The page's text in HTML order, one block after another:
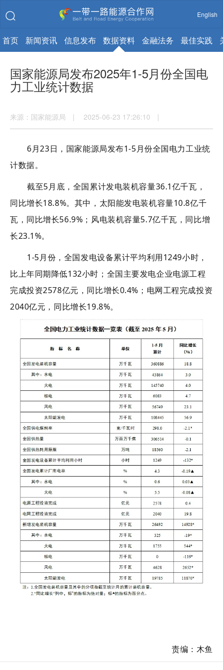
English
首页 新闻资讯 信息发布 数据资料 金融法务 最佳实践
国家能源局发布2025年1-5月份全国电
力工业统计数据
来源：国家能源局 | 2025-06-23 17:26:10 |
6月23日 ，国家能源局发布1-5月份全国电力工业统
计数据。
截至5月底， 全国累计发电装机容量36.1亿千瓦，
同比增长18.8%。其中， 太阳能发电装机容量10.8亿千
瓦，同比增长56.9% ；风电装机容量5.7亿千瓦，同比增
长23.1%。
1-5月份，全国发电设备累计平均利用1249小时，
比上年同期降低132小时 ； 全国主要发电企业电源工程
完成投资2578亿元，同比增长0.4% ； 电网工程完成投资
2040亿元，同比增长19.8%。
责编：木鱼